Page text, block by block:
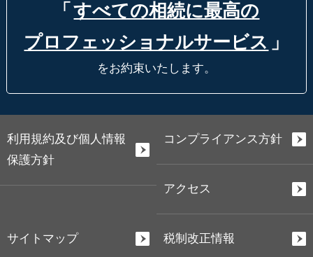
「 すべての相続に最高の
プロフェッショナルサービス 」
をお約束いたします。
利用規約及び個人情報
保護方針
コンプライアンス方針
アクセス
サイトマップ 税制改正情報